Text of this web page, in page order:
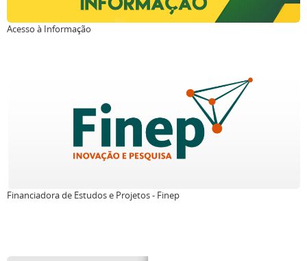
Acesso à Informação
Financiadora de Estudos e Projetos - Finep